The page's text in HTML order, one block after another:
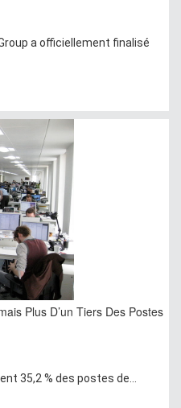
a officiellement finalisé
Plus D’un Tiers Des Postes
35,2 % des postes de...